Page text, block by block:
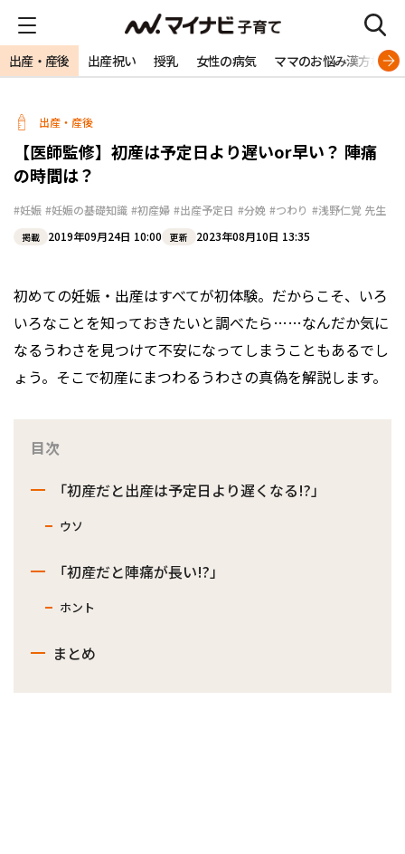
出産・産後 出産祝い 授乳 女性の病気 ママのお悩み漢方相談
出産・産後
【医師監修】初産は予定日より遅いor早い？ 陣痛
の時間は？
#妊娠 #妊娠の基礎知識 #初産婦 #出産予定日 #分娩 #つわり #浅野仁覚 先生
掲載 2019年09月24日 10:00 更新 2023年08月10日 13:35
初めての妊娠・出産はすべてが初体験。だからこそ、いろ
いろなことを知っておきたいと調べたら……なんだか気に
なるうわさを見つけて不安になってしまうこともあるでし
ょう。そこで初産にまつわるうわさの真偽を解説します。
目次
「初産だと出産は予定日より遅くなる!?」
ウソ
「初産だと陣痛が長い!?」
ホント
まとめ